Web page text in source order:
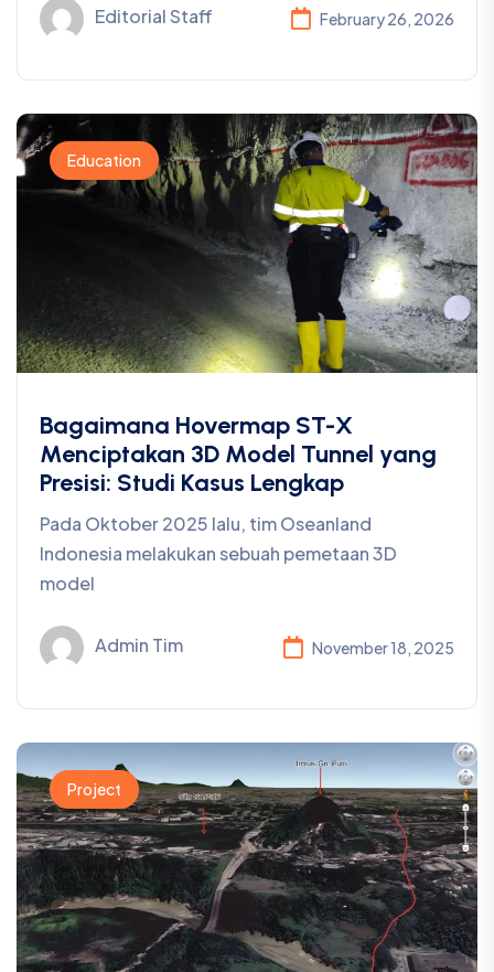
Editorial Staff February 26, 2026
Education
Bagaimana Hovermap ST-X
Menciptakan 3D Model Tunnel yang
Presisi: Studi Kasus Lengkap
Pada Oktober 2025 lalu, tim Oseanland
Indonesia melakukan sebuah pemetaan 3D
model
Admin Tim November 18, 2025
Project